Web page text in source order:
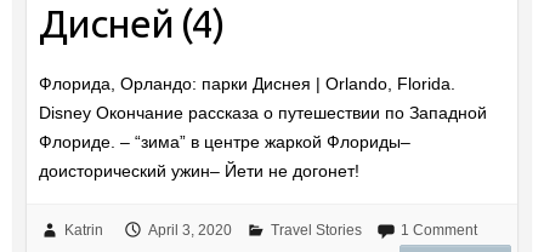
Дисней (4)
Флорида, Орландо: парки Диснея | Orlando, Florida.
Disney Окончание рассказа о путешествии по Западной
Флориде. – “зима” в центре жаркой Флориды–
доисторический ужин– Йети не догонет!
Katrin April 3, 2020 Travel Stories 1 Comment